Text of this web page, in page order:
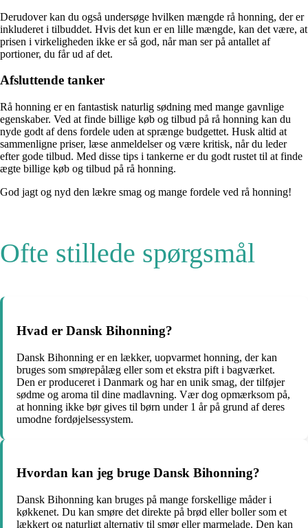
Derudover kan du også undersøge hvilken mængde rå honning, der er
inkluderet i tilbuddet. Hvis det kun er en lille mængde, kan det være, at
prisen i virkeligheden ikke er så god, når man ser på antallet af
portioner, du får ud af det.
Afsluttende tanker
Rå honning er en fantastisk naturlig sødning med mange gavnlige
egenskaber. Ved at finde billige køb og tilbud på rå honning kan du
nyde godt af dens fordele uden at sprænge budgettet. Husk altid at
sammenligne priser, læse anmeldelser og være kritisk, når du leder
efter gode tilbud. Med disse tips i tankerne er du godt rustet til at finde
ægte billige køb og tilbud på rå honning.
God jagt og nyd den lækre smag og mange fordele ved rå honning!
Ofte stillede spørgsmål
Hvad er Dansk Bihonning?
Dansk Bihonning er en lækker, uopvarmet honning, der kan
bruges som smørepålæg eller som et ekstra pift i bagværket.
Den er produceret i Danmark og har en unik smag, der tilføjer
sødme og aroma til dine madlavning. Vær dog opmærksom på,
at honning ikke bør gives til børn under 1 år på grund af deres
umodne fordøjelsessystem.
Hvordan kan jeg bruge Dansk Bihonning?
Dansk Bihonning kan bruges på mange forskellige måder i
køkkenet. Du kan smøre det direkte på brød eller boller som et
lækkert og naturligt alternativ til smør eller marmelade. Den kan